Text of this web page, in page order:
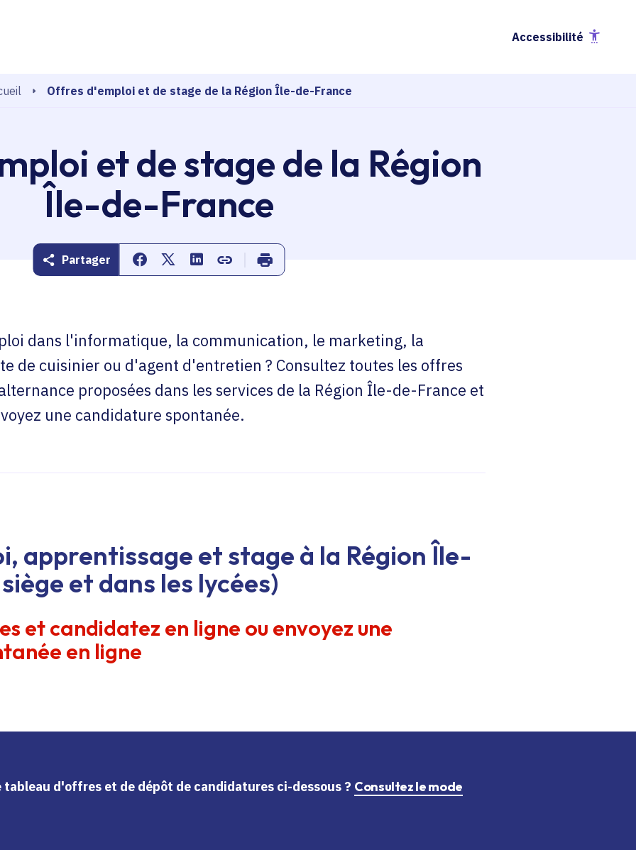
Accessibilité
Offres d'emploi et de stage de la Région Île-de-France
et de stage de la Région
Île-de-France
Partager Partager sur Facebook
Partager sur Twitter
Partager sur Linkedin
Copier dans le presse-papier
Imprimer
dans l'informatique, la communication, le marketing, la
de cuisinier ou d'agent d'entretien ? Consultez toutes les offres
proposées dans les services de la Région Île-de-France et
une candidature spontanée.
apprentissage et stage à la Région Île-
et dans les lycées)
et candidatez en ligne ou envoyez une
en ligne
d'offres et de dépôt de candidatures ci-dessous ? Consultez le mode